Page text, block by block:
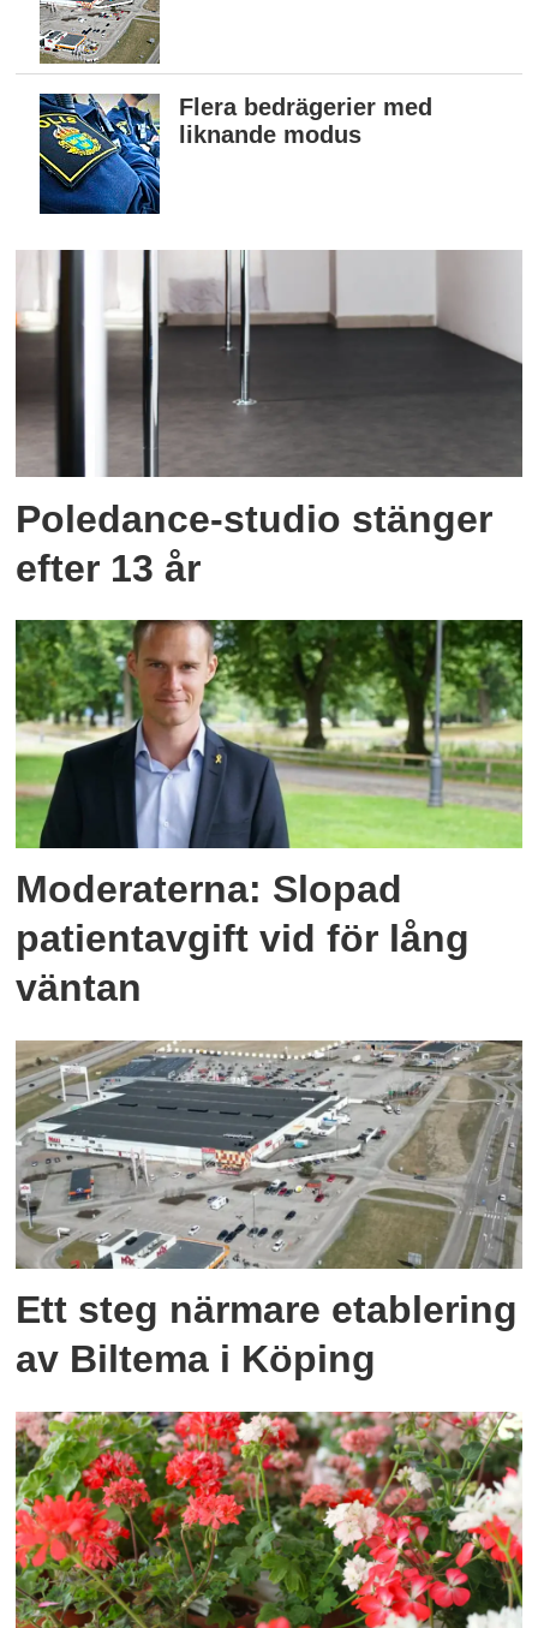
Flera bedrägerier med
liknande modus
Poledance-studio stänger
efter 13 år
Moderaterna: Slopad
patientavgift vid för lång
väntan
Ett steg närmare etablering
av Biltema i Köping